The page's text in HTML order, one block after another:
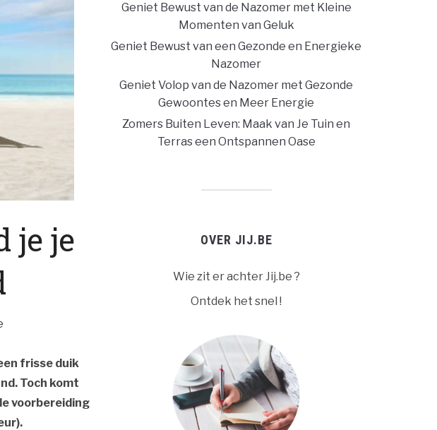
je je
frisse duik
Toch komt
voorbereiding
Geniet Bewust van de Nazomer met Kleine
Momenten van Geluk
Geniet Bewust van een Gezonde en Energieke
Nazomer
Geniet Volop van de Nazomer met Gezonde
Gewoontes en Meer Energie
Zomers Buiten Leven: Maak van Je Tuin en
Terras een Ontspannen Oase
OVER JIJ.BE
Wie zit er achter Jij.be ?
Ontdek het snel !